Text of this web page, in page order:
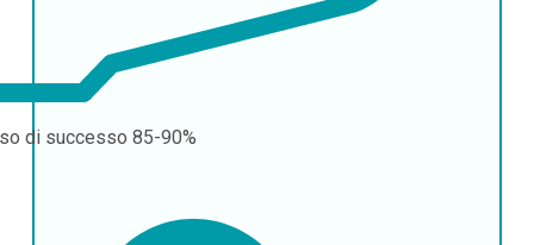
di successo 85-90%